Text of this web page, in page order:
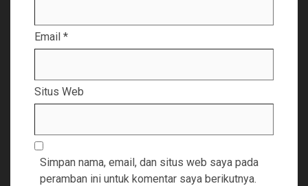
Email *
Situs Web
Simpan nama, email, dan situs web saya pada
peramban ini untuk komentar saya berikutnya.